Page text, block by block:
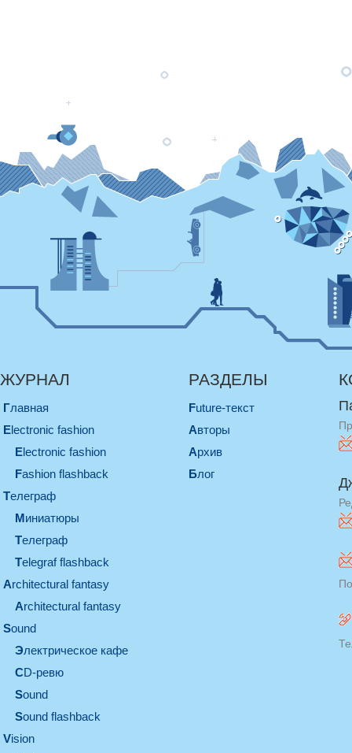
ЖУРНАЛ
Главная
electronic fashion
electronic fashion
Fashion flashback
телеграф
миниатюры
телеграф
Telegraf flashback
architectural fantasy
architectural fantasy
sound
электрическое кафе
CD-ревю
sound
Sound flashback
vision
РАЗДЕЛЫ
Future-текст
Авторы
Архив
Блог